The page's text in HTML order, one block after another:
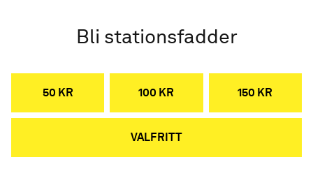
Bli stationsfadder
50 KR 100 KR 150 KR
VALFRITT